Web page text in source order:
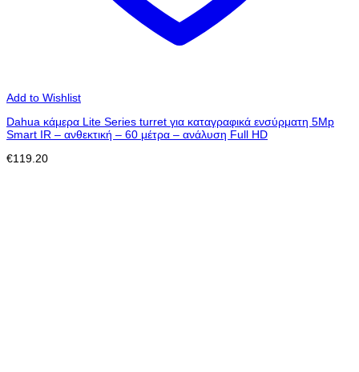
Add to Wishlist
Dahua κάμερα Lite Series turret για καταγραφικά ενσύρματη 5Mp
Smart IR – ανθεκτική – 60 μέτρα – ανάλυση Full HD
€119.20